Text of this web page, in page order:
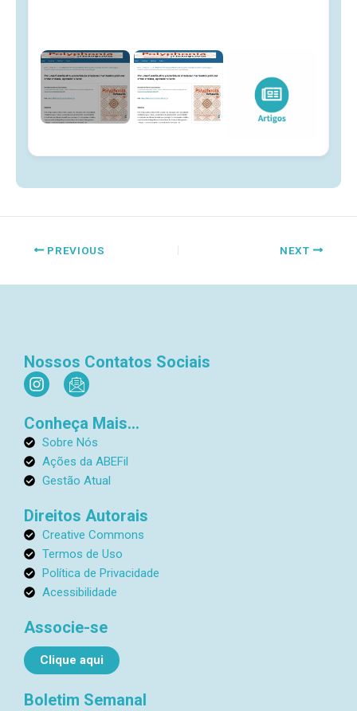
PREVIOUS NEXT
Nossos Contatos Sociais
I
n
t
a
g
a
m
I
c
n
-
e
m
a
l
1
Conheça Mais...
Sobre Nós
Ações da ABEFil
Gestão Atual
Direitos Autorais
Creative Commons
Termos de Uso
Política de Privacidade
Acessibilidade
Boletim Semanal
Associe-se
Clique aqui